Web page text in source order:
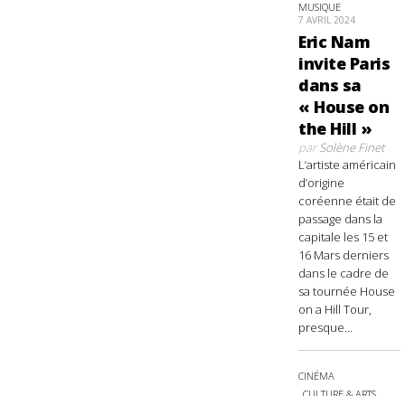
MUSIQUE
7 AVRIL 2024
Eric Nam
invite Paris
dans sa
« House on
the Hill »
parSolène Finet
L’artiste américain
d’origine
coréenne était de
passage dans la
capitale les 15 et
16 Mars derniers
dans le cadre de
sa tournée House
on a Hill Tour,
presque...
CINÉMA